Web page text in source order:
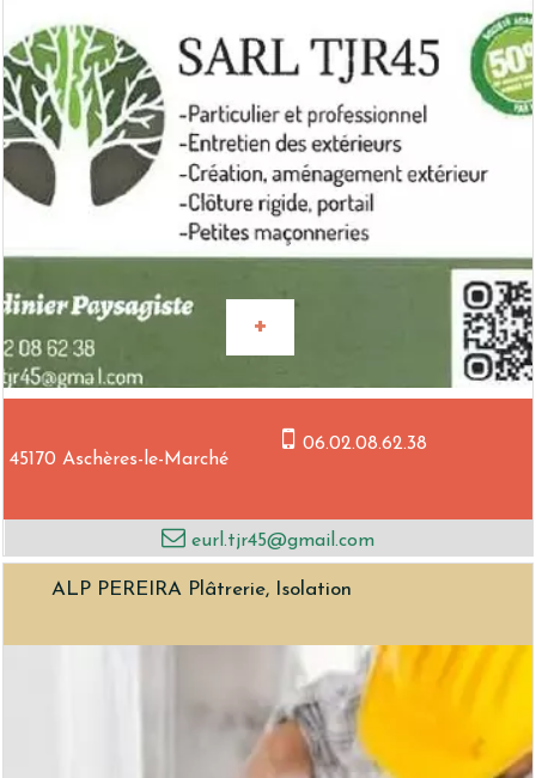
45170 Aschères-le-Marché
06.02.08.62.38
eurl.tjr45@gmail.com
ALP PEREIRA Plâtrerie, Isolation